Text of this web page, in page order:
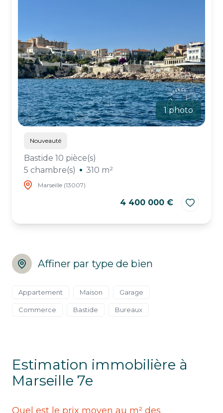
1 photo
Nouveauté
Bastide 10 pièce(s)
5 chambre(s)
310 m²
Marseille (13007)
4 400 000 €
Affiner par type de bien
Appartement Maison Garage
Commerce Bastide Bureaux
Estimation immobilière à
Marseille 7e
Quel est le prix moyen au m² des